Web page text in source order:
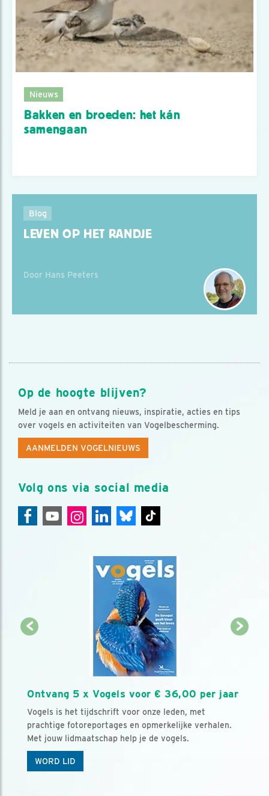
Nieuws
Bakken en broeden: het kán
samengaan
Blog
LEVEN OP HET RANDJE
Door Hans Peeters
Op de hoogte blijven?
Meld je aan en ontvang nieuws, inspiratie, acties en tips
over vogels en activiteiten van Vogelbescherming.
AANMELDEN VOGELNIEUWS
Volg ons via social media
Ontvang 5 x Vogels voor € 36,00 per jaar
Vogels is het tijdschrift voor onze leden, met
prachtige fotoreportages en opmerkelijke verhalen.
Met jouw lidmaatschap help je de vogels.
WORD LID